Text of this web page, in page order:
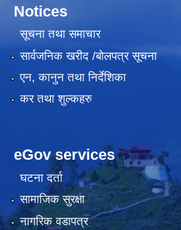
Notices
सूचना तथा समाचार
सार्वजनिक खरीद /बोलपत्र सूचना
एन, कानुन तथा निर्देशिका
कर तथा शुल्कहरु
eGov services
घटना दर्ता
सामाजिक सुरक्षा
नागरिक वडापत्र